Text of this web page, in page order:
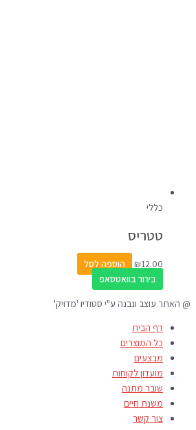
כללי
טטריס
₪12.00
הוספה לסל
בירור בוואטסאפ
@ האתר עוצב ונבנה ע"י סטודיו 'מדויק'
דף הבית
כל המוצרים
מבצעים
מועדון לקוחות
שובר מתנה
משנת חיים
צור קשר